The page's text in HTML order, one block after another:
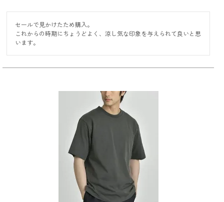
セールで見かけたため購入。
これからの時期にちょうどよく、涼し気な印象を与えられて良いと思
います。